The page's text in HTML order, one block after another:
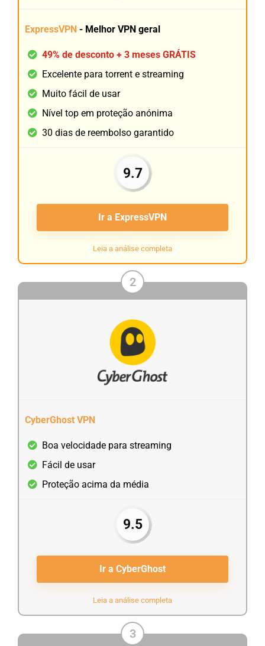
ExpressVPN - Melhor VPN geral
49% de desconto + 3 meses GRÁTIS
Excelente para torrent e streaming
Muito fácil de usar
Nível top em proteção anónima
30 dias de reembolso garantido
9.7
Ir a ExpressVPN
Leia a análise completa
2
CyberGhost VPN
Boa velocidade para streaming
Fácil de usar
Proteção acima da média
9.5
Ir a CyberGhost
Leia a análise completa
3